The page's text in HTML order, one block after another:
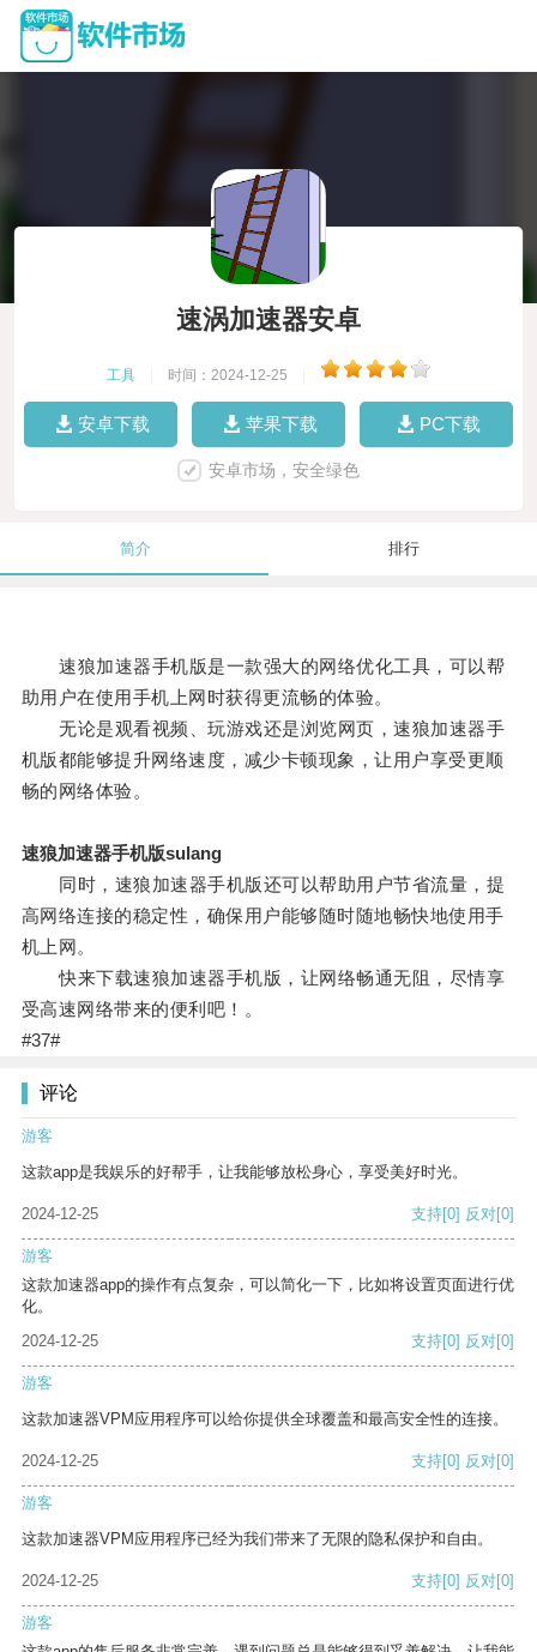
速涡加速器安卓
工具 时间：2024-12-25
安卓下载 苹果下载 PC下载
安卓市场，安全绿色
简介 排行
速狼加速器手机版是一款强大的网络优化工具，可以帮
助用户在使用手机上网时获得更流畅的体验。
无论是观看视频、玩游戏还是浏览网页，速狼加速器手
机版都能够提升网络速度，减少卡顿现象，让用户享受更顺
畅的网络体验。
速狼加速器手机版sulang
同时，速狼加速器手机版还可以帮助用户节省流量，提
高网络连接的稳定性，确保用户能够随时随地畅快地使用手
机上网。
快来下载速狼加速器手机版，让网络畅通无阻，尽情享
受高速网络带来的便利吧！。
#37#
评论
游客
这款app是我娱乐的好帮手，让我能够放松身心，享受美好时光。
2024-12-25 支持[0] 反对[0]
游客
这款加速器app的操作有点复杂，可以简化一下，比如将设置页面进行优
化。
2024-12-25
支持[0] 反对[0]
游客
这款加速器VPM应用程序可以给你提供全球覆盖和最高安全性的连接。
2024-12-25 支持[0] 反对[0]
游客
这款加速器VPM应用程序已经为我们带来了无限的隐私保护和自由。
2024-12-25 支持[0] 反对[0]
游客